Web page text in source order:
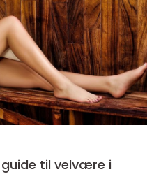
guide til velvære i